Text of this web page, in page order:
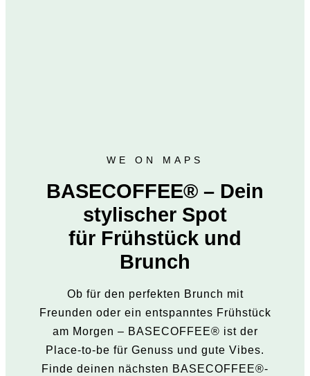
WE ON MAPS
BASECOFFEE® – Dein
stylischer Spot
für Frühstück und
Brunch
Ob für den perfekten Brunch mit
Freunden oder ein entspanntes Frühstück
am Morgen – BASECOFFEE® ist der
Place-to-be für Genuss und gute Vibes.
Finde deinen nächsten BASECOFFEE®-